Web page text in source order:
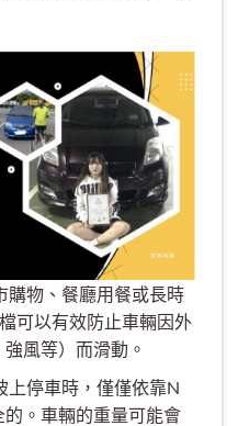
購物、餐廳用餐或長時
可以有效防止車輛因外
風等）而滑動。
上停車時，僅僅依靠N
。車輛的重量可能會